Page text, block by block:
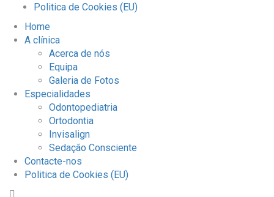
Politica de Cookies (EU)
Home
A clínica
Acerca de nós
Equipa
Galeria de Fotos
Especialidades
Odontopediatria
Ortodontia
Invisalign
Sedação Consciente
Contacte-nos
Politica de Cookies (EU)